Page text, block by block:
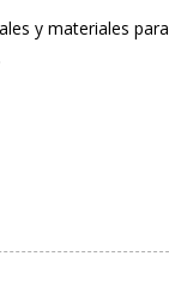
y materiales para